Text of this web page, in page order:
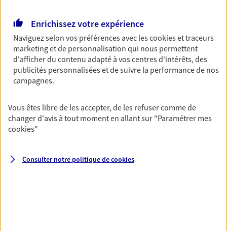
OBTENIR UN TARIF EN LIGNE
Multirisque Entreprise
Gagnez en simplicité et en sérénité avec votre
assurance multirisque entreprise. Un contrat
équipements et stocks… sans oublier votre
responsabilité civile.
DEMANDER UN DEVIS
Enrichissez votre expérience
Naviguez selon vos préférences avec lescookies et traceurs
marketing et de personnalisation qui nous permettent
d'afficher du contenu adapté à vos centres d'intérêts, des
publicités personnalisées et de suivre la performance de nos
campagnes.
Vous êtes libre de les accepter, de les refuser comme de
changer d'avis à tout moment en allant sur "Paramétrer mes
cookies"
Consulter notre politique decookies